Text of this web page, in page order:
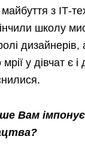
з ІТ-
школу
дизайнерів,
у дівчат є
Вам